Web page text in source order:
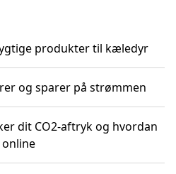
produkter til kæledyr
og sparer på strømmen
dit CO2-aftryk og hvordan